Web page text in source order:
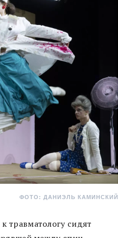
ФОТО: ДАНИЭЛЬ КАМИНСКИЙ
травматологу сидят